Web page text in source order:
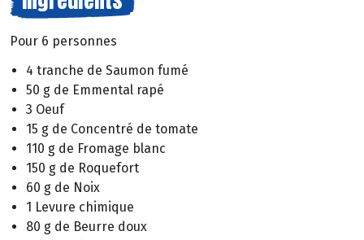
Pour 6 personnes
4 tranche de Saumon fumé
50 g de Emmental rapé
3 Oeuf
15 g de Concentré de tomate
110 g de Fromage blanc
150 g de Roquefort
60 g de Noix
1 Levure chimique
80 g de Beurre doux